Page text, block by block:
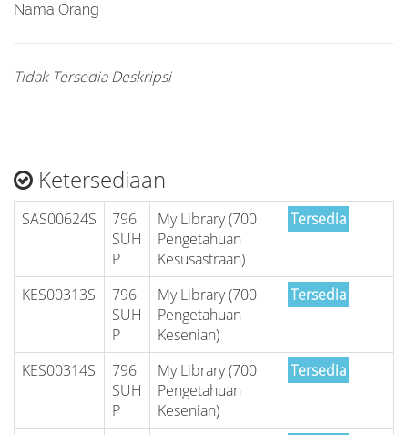
Nama Orang
Tidak Tersedia Deskripsi
Ketersediaan
SAS00624S
796
SUH
P
My Library (700
Pengetahuan
Kesusastraan)
Tersedia
KES00313S
796
SUH
P
My Library (700
Pengetahuan
Kesenian)
Tersedia
KES00314S
796
SUH
P
My Library (700
Pengetahuan
Kesenian)
Tersedia